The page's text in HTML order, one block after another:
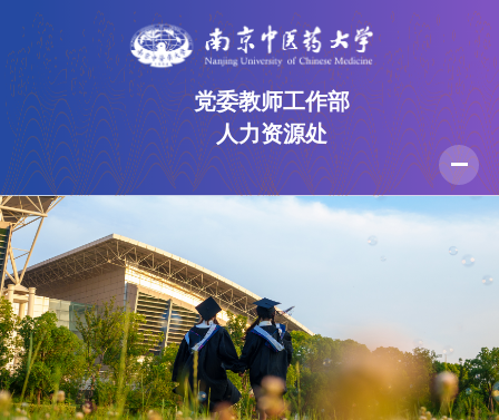
党委教师工作部
人力资源处
首页
部门介绍
规章制度
人才招聘
党建工作
师德师风